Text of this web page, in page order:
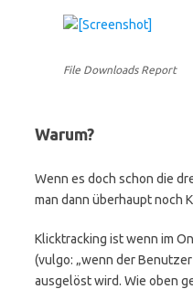
File Downloads Report
Warum?
Wenn es doch schon die
man dann überhaupt noch
Klicktracking ist wenn im
(vulgo: „wenn der
ausgelöst wird. Wie oben